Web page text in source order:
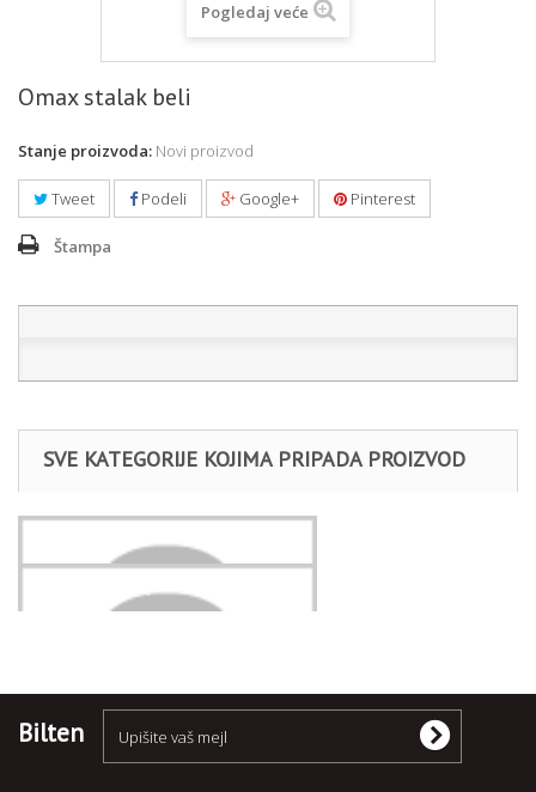
Pogledaj veće
Omax stalak beli
Stanje proizvoda: Novi proizvod
Tweet Podeli Google+ Pinterest
Štampa
SVE KATEGORIJE KOJIMA PRIPADA PROIZVOD
Bilten